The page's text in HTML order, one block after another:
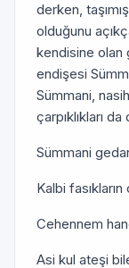
derken,
olduğunu
kendisine olan
endişesi
Sümmani,
çarpıklıkları
Sümmani
Kalbi
Cehennem
Asi kul ateşi